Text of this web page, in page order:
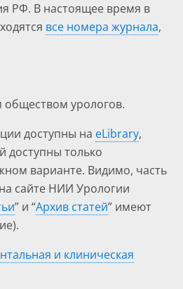
РФ. В настоящее время в
все номера журнала,
обществом урологов.
доступны на eLibrary,
доступны только
варианте. Видимо, часть
сайте НИИ Урологии
” и “Архив статей” имеют
и клиническая